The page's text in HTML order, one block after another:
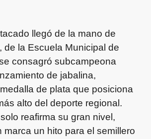
llegó de la mano de
de la Escuela Municipal de
consagró subcampeona
de jabalina,
de plata que posiciona
alto del deporte regional.
reafirma su gran nivel,
marca un hito para el semillero